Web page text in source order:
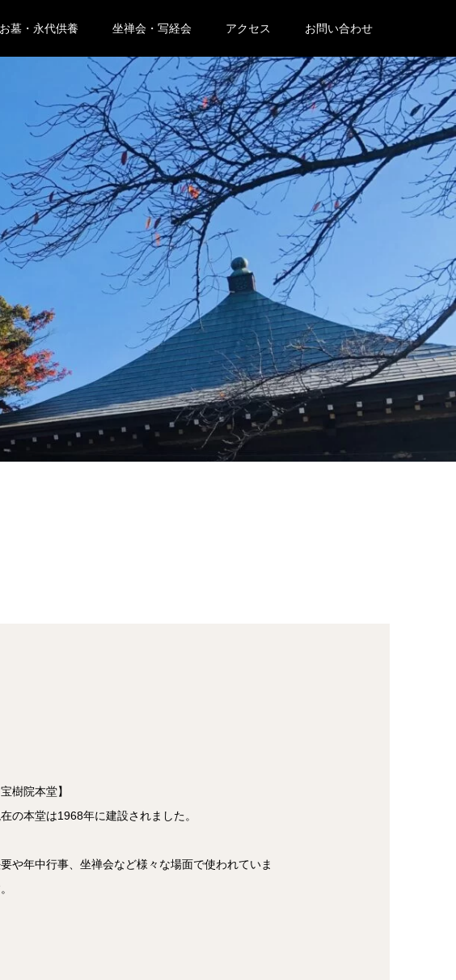
お墓・永代供養 坐禅会・写経会 アクセス お問い合わせ
宝樹院本堂】
の本堂は1968年に建設されました。
や年中行事、坐禅会など様々な場面で使われていま